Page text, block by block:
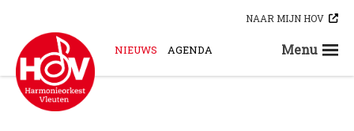
content
NAAR MIJN HOV
NIEUWS AGENDA
Menu